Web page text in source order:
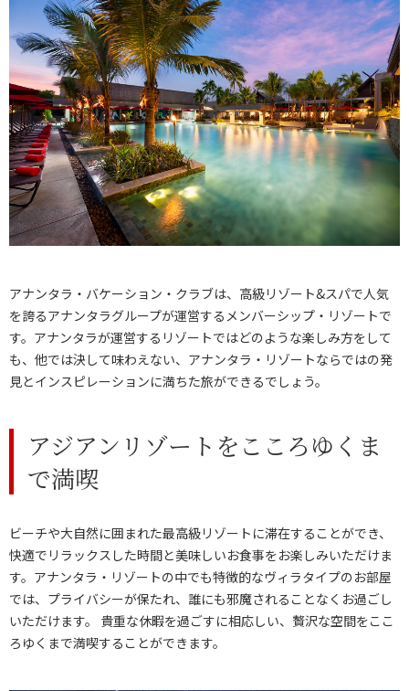
アナンタラ・バケーション・クラブは、高級リゾート&スパで人気
を誇るアナンタラグループが運営するメンバーシップ・リゾートで
す。アナンタラが運営するリゾートではどのような楽しみ方をして
も、他では決して味わえない、アナンタラ・リゾートならではの発
見とインスピレーションに満ちた旅ができるでしょう。
アジアンリゾートをこころゆくま
で満喫
ビーチや大自然に囲まれた最高級リゾートに滞在することができ、
快適でリラックスした時間と美味しいお食事をお楽しみいただけま
す。アナンタラ・リゾートの中でも特徴的なヴィラタイプのお部屋
では、プライバシーが保たれ、誰にも邪魔されることなくお過ごし
いただけます。 貴重な休暇を過ごすに相応しい、贅沢な空間をここ
ろゆくまで満喫することができます。